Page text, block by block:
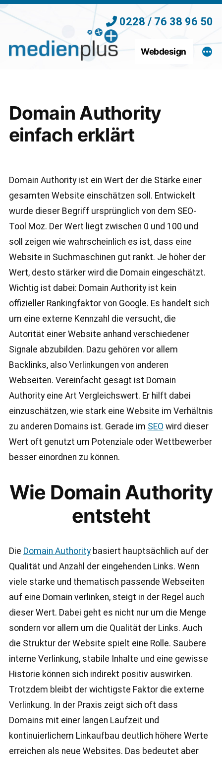
Zum
springen
0228 / 76 38 96 50
Webdesign
Domain Authority
einfach erklärt
Domain Authority ist ein Wert der die Stärke einer
gesamten Website einschätzen soll. Entwickelt
wurde dieser Begriff ursprünglich von dem SEO-
Tool Moz. Der Wert liegt zwischen 0 und 100 und
soll zeigen wie wahrscheinlich es ist, dass eine
Website in Suchmaschinen gut rankt. Je höher der
Wert, desto stärker wird die Domain eingeschätzt.
Wichtig ist dabei: Domain Authority ist kein
offizieller Rankingfaktor von Google. Es handelt sich
um eine externe Kennzahl die versucht, die
Autorität einer Website anhand verschiedener
Signale abzubilden. Dazu gehören vor allem
Backlinks, also Verlinkungen von anderen
Webseiten. Vereinfacht gesagt ist Domain
Authority eine Art Vergleichswert. Er hilft dabei
einzuschätzen, wie stark eine Website im Verhältnis
zu anderen Domains ist. Gerade im SEO wird dieser
Wert oft genutzt um Potenziale oder Wettbewerber
besser einordnen zu können.
Wie Domain Authority
entsteht
Die Domain Authoritybasiert hauptsächlich auf der
Qualität und Anzahl der eingehenden Links. Wenn
viele starke und thematisch passende Webseiten
auf eine Domain verlinken, steigt in der Regel auch
dieser Wert. Dabei geht es nicht nur um die Menge
sondern vor allem um die Qualität der Links. Auch
die Struktur der Website spielt eine Rolle. Saubere
interne Verlinkung, stabile Inhalte und eine gewisse
Historie können sich indirekt positiv auswirken.
Trotzdem bleibt der wichtigste Faktor die externe
Verlinkung. In der Praxis zeigt sich oft dass
Domains mit einer langen Laufzeit und
kontinuierlichem Linkaufbau deutlich höhere Werte
erreichen als neue Websites. Das bedeutet aber